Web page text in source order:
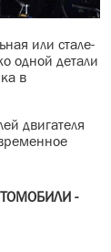
или стале-
одной детали
в
двигателя
-